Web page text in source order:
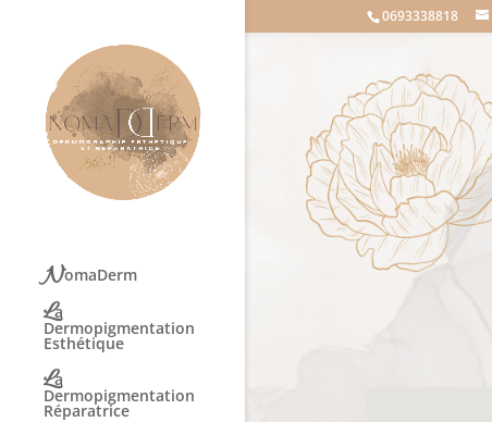
0693338818
NomaDerm
La
Dermopigmentation
Esthétique
La
Dermopigmentation
Réparatrice